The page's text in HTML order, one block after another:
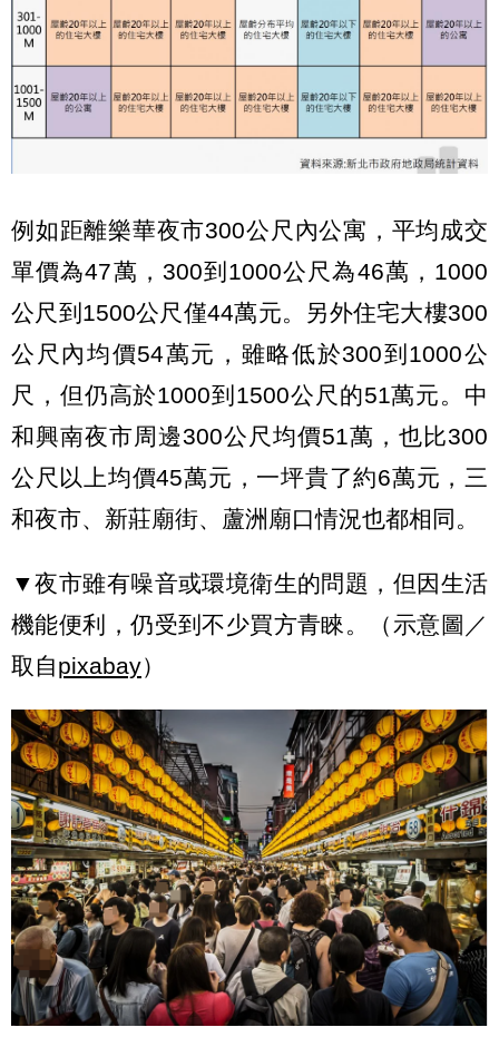
例如距離樂華夜市300公尺內公寓，平均成交
單價為47萬，300到1000公尺為46萬，1000
公尺到1500公尺僅44萬元。另外住宅大樓300
公尺內均價54萬元，雖略低於300到1000公
尺，但仍高於1000到1500公尺的51萬元。中
和興南夜市周邊300公尺均價51萬，也比300
公尺以上均價45萬元，一坪貴了約6萬元，三
和夜市、新莊廟街、蘆洲廟口情況也都相同。
▼夜市雖有噪音或環境衛生的問題，但因生活
機能便利，仍受到不少買方青睞。（示意圖／
取自pixabay）